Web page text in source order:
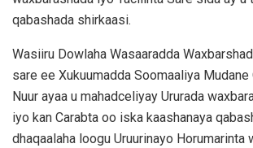
qabashada shirkaasi.
Wasiiru Dowlaha Wasaaradda
sare ee Xukuumadda Soomaaliya
Nuur ayaa u mahadceliyay Ururada
iyo kan Carabta oo iska kaashanaya
dhaqaalaha loogu Uruurinayo Horumarinta